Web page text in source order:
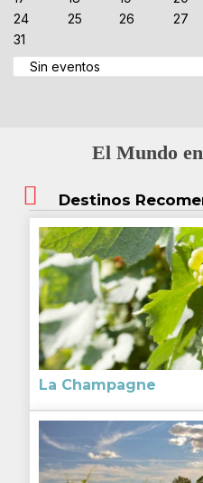
24
25 26 27
31
Sin eventos
El Mundo
Destinos
La Champagne